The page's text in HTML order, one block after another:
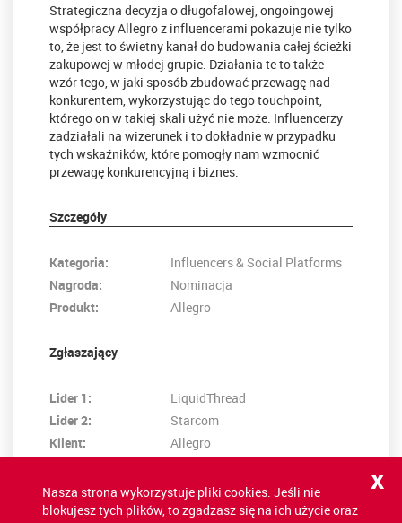
Strategiczna decyzja o długofalowej, ongoingowej
współpracy Allegro z influencerami pokazuje nie tylko
to, że jest to świetny kanał do budowania całej ścieżki
zakupowej w młodej grupie. Działania te to także
wzór tego, w jaki sposób zbudować przewagę nad
konkurentem, wykorzystując do tego touchpoint,
którego on w takiej skali użyć nie może. Influencerzy
zadziałali na wizerunek i to dokładnie w przypadku
tych wskaźników, które pomogły nam wzmocnić
przewagę konkurencyjną i biznes.
Szczegóły
Kategoria:
Influencers & Social Platforms
Nagroda:
Nominacja
Produkt:
Allegro
Zgłaszający
Lider 1:
LiquidThread
Lider 2:
Starcom
Klient:
Allegro
POWRÓT NA LISTĘ
x
Nasza strona wykorzystuje pliki cookies. Jeśli nie
blokujesz tych plików, to zgadzasz się na ich użycie oraz